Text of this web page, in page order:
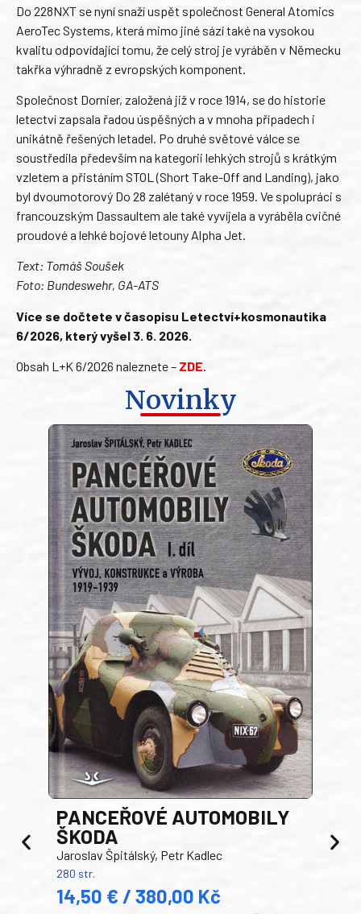
Do 228NXT se nyní snaží uspět společnost General Atomics
AeroTec Systems, která mimo jiné sází také na vysokou
kvalitu odpovídající tomu, že celý stroj je vyráběn v Německu
takřka výhradně z evropských komponent.
Společnost Dornier, založená již v roce 1914, se do historie
letectví zapsala řadou úspěšných a v mnoha případech i
unikátně řešených letadel. Po druhé světové válce se
soustředila především na kategorii lehkých strojů s krátkým
vzletem a přistáním STOL (Short Take-Off and Landing), jako
byl dvoumotorový Do 28 zalétaný v roce 1959. Ve spolupráci s
francouzským Dassaultem ale také vyvíjela a vyráběla cvičné
proudové a lehké bojové letouny Alpha Jet.
Text: Tomáš Soušek
Foto: Bundeswehr, GA-ATS
Více se dočtete v časopisu Letectví+kosmonautika
6/2026, který vyšel 3. 6. 2026.
Obsah L+K 6/2026 naleznete – ZDE.
Novinky
PANCEŘOVÉ AUTOMOBILY
ŠKODA
Jaroslav Špitálský, Petr Kadlec
280 str.
14,50 € / 380,00 Kč